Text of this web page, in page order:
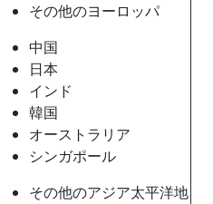
その他のヨーロッパ
中国
日本
インド
韓国
オーストラリア
シンガポール
その他のアジア太平洋地